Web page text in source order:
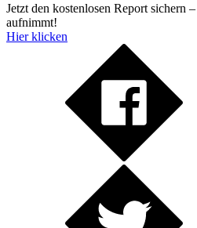
Jetzt den kostenlosen Report sichern
aufnimmt!
Hier klicken